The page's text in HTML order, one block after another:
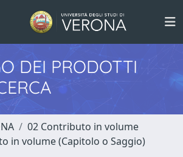
DEI PRODOTTI
02 Contributo in volume
in volume (Capitolo o Saggio)